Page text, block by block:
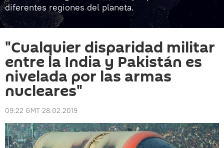
diferentes regiones del planeta.
"Cualquier disparidad militar
entre la India y Pakistán es
nivelada por las armas
nucleares"
09:22 GMT 28.02.2019